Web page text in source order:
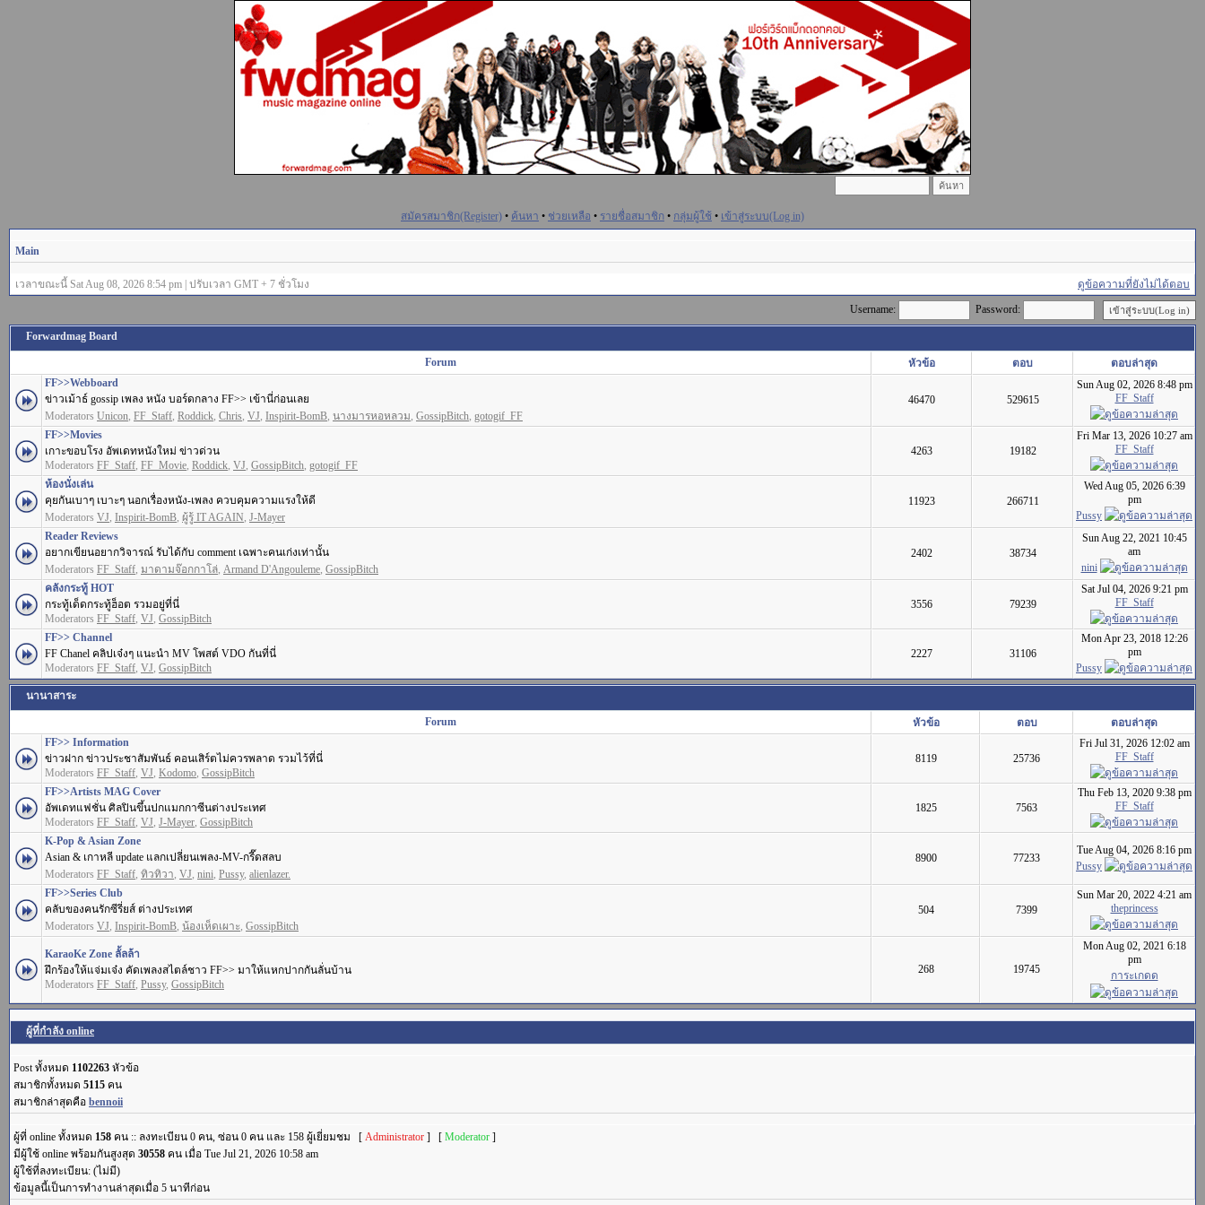
สมัครสมาชิก(Register) • ค้นหา • ช่วยเหลือ • รายชื่อสมาชิก • กลุ่มผู้ใช้ • เข้าสู่ระบบ(Log in)
Main
เวลาขณะนี้ Sat Aug 08, 2026 8:54 pm | ปรับเวลา GMT + 7 ชั่วโมง
ดูข้อความที่ยังไม่ได้ตอบ
Username:
Password:
Forwardmag Board
Forum หัวข้อ ตอบ
ตอบล่าสุด
FF>>Webboard
ข่าวเม้าธ์ gossip เพลง หนัง บอร์ดกลาง FF>> เข้านี่ก่อนเลย
Moderators Unicon, FF_Staff, Roddick, Chris, VJ, Inspirit-BomB, นางมารหอหลวม, GossipBitch, gotogif_FF
46470 529615
Sun Aug 02, 2026 8:48 pm
FF_Staff
FF>>Movies
เกาะขอบโรง อัพเดทหนังใหม่ ข่าวด่วน
Moderators FF_Staff, FF_Movie, Roddick, VJ, GossipBitch, gotogif_FF
4263 19182
Fri Mar 13, 2026 10:27 am
FF_Staff
ห้องนั่งเล่น
คุยกันเบาๆ เบาะๆ นอกเรื่องหนัง-เพลง ควบคุมความแรงให้ดี
Moderators VJ, Inspirit-BomB, ผู้รู้ IT AGAIN, J-Mayer
11923 266711
Wed Aug 05, 2026 6:39
pm
Pussy
Reader Reviews
อยากเขียนอยากวิจารณ์ รับได้กับ comment เฉพาะคนเก่งเท่านั้น
Moderators FF_Staff, มาดามจ๊อกกาโล่, Armand D'Angouleme, GossipBitch
2402 38734
Sun Aug 22, 2021 10:45
am
nini
คลังกระทู้ HOT
กระทู้เด็ดกระทู้ฮ็อต รวมอยู่ที่นี่
Moderators FF_Staff, VJ, GossipBitch
3556 79239
Sat Jul 04, 2026 9:21 pm
FF_Staff
FF>> Channel
FF Chanel คลิปเจ๋งๆ แนะนำ MV โพสต์ VDO กันที่นี่
Moderators FF_Staff, VJ, GossipBitch
2227 31106
Mon Apr 23, 2018 12:26
pm
Pussy
นานาสาระ
Forum หัวข้อ ตอบ
ตอบล่าสุด
FF>> Information
ข่าวฝาก ข่าวประชาสัมพันธ์ คอนเสิร์ตไม่ควรพลาด รวมไว้ที่นี่
Moderators FF_Staff, VJ, Kodomo, GossipBitch
8119 25736
Fri Jul 31, 2026 12:02 am
FF_Staff
FF>>Artists MAG Cover
อัพเดทแฟชั่น ศิลปินขึ้นปกแมกกาซีนต่างประเทศ
Moderators FF_Staff, VJ, J-Mayer, GossipBitch
1825 7563
Thu Feb 13, 2020 9:38 pm
FF_Staff
K-Pop & Asian Zone
Asian & เกาหลี update แลกเปลี่ยนเพลง-MV-กรี๊ดสลบ
Moderators FF_Staff, ทิวทิวา, VJ, nini, Pussy, alienlazer.
8900 77233
Tue Aug 04, 2026 8:16 pm
Pussy
FF>>Series Club
คลับของคนรักซีรี่ยส์ ต่างประเทศ
Moderators VJ, Inspirit-BomB, น้องเห็ดเผาะ, GossipBitch
504 7399
Sun Mar 20, 2022 4:21 am
theprincess
KaraoKe Zone ลั้ลล้า
ฝึกร้องให้แจ่มเจ๋ง คัดเพลงสไตล์ชาว FF>> มาให้แหกปากกันลั่นบ้าน
Moderators FF_Staff, Pussy, GossipBitch
268 19745
Mon Aug 02, 2021 6:18
pm
การะเกดด
ผู้ที่กำลัง online
Post ทั้งหมด 1102263 หัวข้อ
สมาชิกทั้งหมด 5115 คน
สมาชิกล่าสุดคือ bennoii
ผู้ที่ online ทั้งหมด 158 คน :: ลงทะเบียน 0 คน, ซ่อน 0 คน และ 158 ผู้เยี่ยมชม [ Administrator ] [ Moderator ]
มีผู้ใช้ online พร้อมกันสูงสุด 30558 คน เมื่อ Tue Jul 21, 2026 10:58 am
ผู้ใช้ที่ลงทะเบียน: (ไม่มี)
ข้อมูลนี้เป็นการทำงานล่าสุดเมื่อ 5 นาทีก่อน